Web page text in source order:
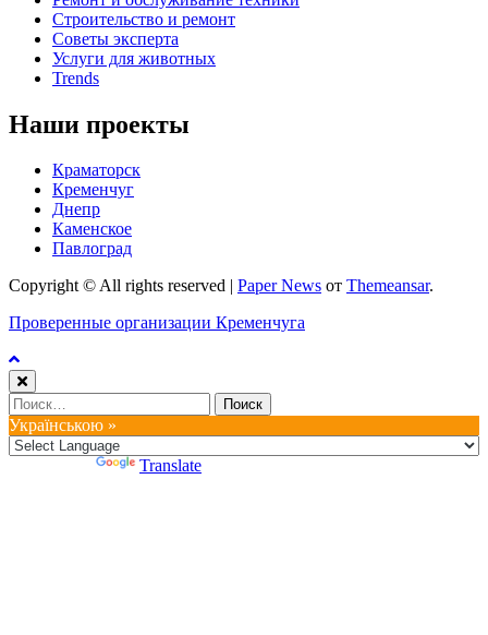
Строительство и ремонт
Советы эксперта
Услуги для животных
Trends
Наши проекты
Краматорск
Кременчуг
Днепр
Каменское
Павлоград
Copyright © All rights reserved
Paper News от Themeansar.
Проверенные организации Кременчуга
Найти:
Українською »
Translate